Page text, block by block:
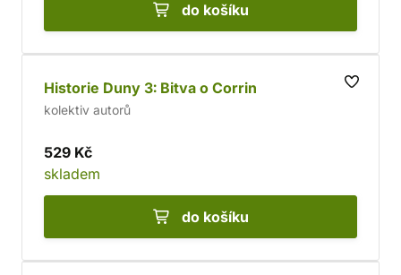
do košíku
Historie Duny 3: Bitva o Corrin
kolektiv autorů
529 Kč
skladem
do košíku